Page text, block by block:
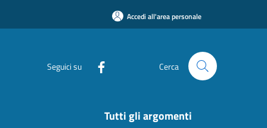
Accedi all'area personale
Seguici su Cerca
Tutti gli argomenti